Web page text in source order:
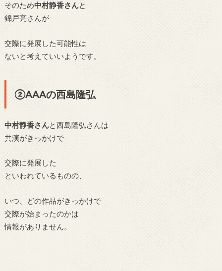
そのため中村静香さんと
錦戸亮さんが
交際に発展した可能性は
ないと考えていいようです。
②AAAの西島隆弘
中村静香さん と西島隆弘さんは
共演がきっかけで
交際に発展した
といわれているものの、
いつ、どの作品がきっかけで
交際が始まったのかは
情報がありません。